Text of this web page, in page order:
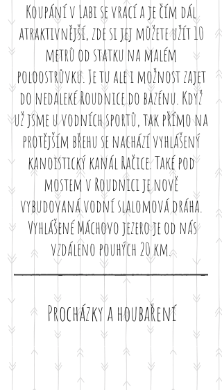
Koupání v Labi se vrací a je čím dál
atraktivnější, zde si jej můžete užít 10
metrů od statku na malém
poloostrůvku. Je tu ale i možnost zajet
do nedaleké Roudnice do bazénu. Když
už jsme u vodních sportů, tak přímo na
protějším břehu se nachází vyhlášený
kanoistický kanál Račice. Také pod
mostem v Roudnici je nově
vybudovaná vodní slalomová dráha.
Vyhlášené Máchovo jezero je od nás
vzdáleno pouhých 20 km.
Procházky a houbaření